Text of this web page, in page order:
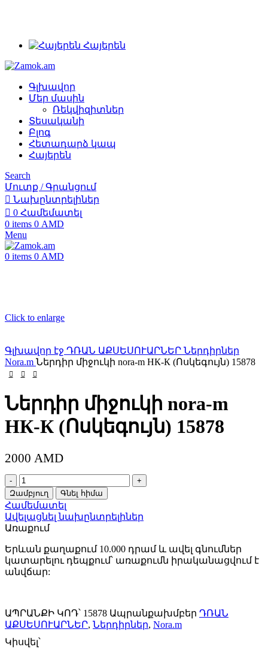
Հայերեն
Գլխավոր
Մեր մասին
Ռեկվիզիտներ
Տեսականի
Բլոգ
Հետադարձ կապ
Հայերեն
Search
Մուտք / Գրանցում
Նախընտրելիներ
0 Համեմատել
0 items 0 AMD
Menu
0 items 0 AMD
Click to enlarge
Գլխավոր էջ ԴՌԱՆ ԱՔՍԵՍՈՒԱՐՆԵՐ Ներդիրներ
Nora.m Ներդիր միջուկի nora-m НК-К (Ոսկեգույն) 15878
Ներդիր միջուկի nora-m
НК-К (Ոսկեգույն) 15878
2000 AMD
Ներդիր
միջուկի
nora-
m
НК-
К
(Ոսկեգույն)
15878
quantity
Զամբյուղ Գնել հիմա
Համեմատել
Ավելացնել նախընտրելիներ
Առաքում
Երևան քաղաքում 10.000 դրամ և ավել գնումներ
կատարելու դեպքում՝ առաքումն իրականացվում է
անվճար:
ԱՊՐԱՆՔԻ ԿՈԴ՝ 15878 Ապրանքախմբեր ԴՌԱՆ
ԱՔՍԵՍՈՒԱՐՆԵՐ, Ներդիրներ, Nora.m
Կիսվել՝